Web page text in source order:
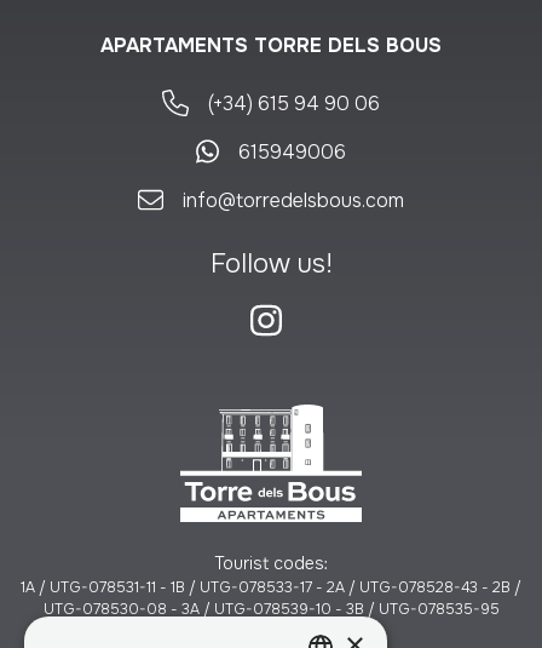
APARTAMENTS TORRE DELS BOUS
(+34) 615 94 90 06
615949006
info@torredelsbous.com
Follow us!
Tourist codes:
1A / UTG-078531-11 - 1B / UTG-078533-17 - 2A / UTG-078528-43 - 2B /
UTG-078530-08 - 3A / UTG-078539-10 - 3B / UTG-078535-95